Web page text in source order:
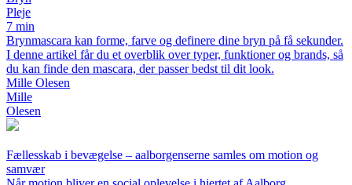
Pleje
7 min
Brynmascara kan forme, farve og definere dine bryn på få sekunder.
I denne artikel får du et overblik over typer, funktioner og brands, så
du kan finde den mascara, der passer bedst til dit look.
Mille Olesen
Mille
Olesen
Fællesskab i bevægelse – aalborgenserne samles om motion og
samvær